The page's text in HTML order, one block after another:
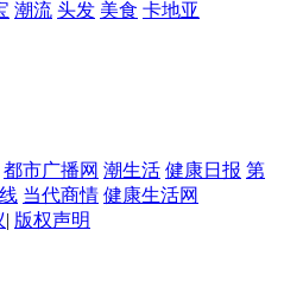
潮流 头发 美食 卡地亚
都市广播网 潮生活 健康日报 第
当代商情 健康生活网
| 版权声明